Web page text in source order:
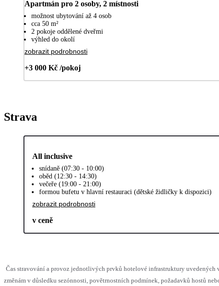
Apartmán pro 2 osoby, 2 místnosti
možnost ubytování až 4 osob
cca 50 m²
2 pokoje oddělené dveřmi
výhled do okolí
zobrazit podrobnosti
+3 000 Kč /pokoj
Strava
All inclusive
snídaně (07:30 - 10:00)
oběd (12:30 - 14:30)
večeře (19:00 - 21:00)
formou bufetu v hlavní restauraci (dětské židličky k dispozici)
zobrazit podrobnosti
v ceně
Čas stravování a provoz jednotlivých prvků hotelové infrastruktury uvedených
změnám v důsledku sezónnosti, povětrnostních podmínek, požadavků hostů